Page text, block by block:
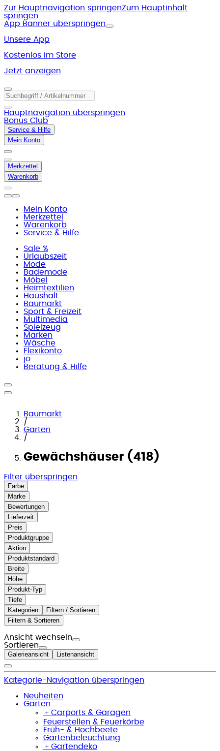
Zur Hauptnavigation springenZum Hauptinhalt
springen
App Banner überspringen
Unsere App
Kostenlos im Store
Jetzt anzeigen
Hauptnavigation überspringen
Bonus Club
Service & Hilfe
Mein Konto
Merkzettel
Warenkorb
Mein Konto
Merkzettel
Warenkorb
Service & Hilfe
Sale %
Urlaubszeit
Mode
Bademode
Möbel
Heimtextilien
Haushalt
Baumarkt
Sport & Freizeit
Multimedia
Spielzeug
Marken
Wäsche
Flexikonto
jö
Beratung & Hilfe
Baumarkt
/
Garten
/
Gewächshäuser (418)
Filter überspringen
Farbe
Marke
Bewertungen
Lieferzeit
Preis
Produktgruppe
Aktion
Produktstandard
Breite
Höhe
Produkt-Typ
Tiefe
Kategorien
Filtern / Sortieren
Filtern & Sortieren
Ansicht wechseln
Sortieren
Galerieansicht Listenansicht
Kategorie-Navigation überspringen
Neuheiten
Garten
﹢ Carports & Garagen
Feuerstellen & Feuerkörbe
Früh- & Hochbeete
Gartenbeleuchtung
﹢ Gartendeko